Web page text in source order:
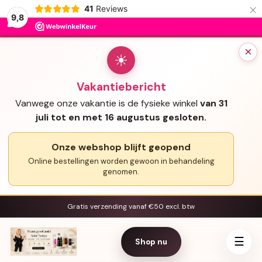
9,8
41 Reviews ×
×
☀
Vakantiebericht
Vanwege onze vakantie is de fysieke winkel van 31
juli tot en met 16 augustus gesloten.
Onze webshop blijft geopend
Online bestellingen worden gewoon in behandeling
genomen.
Gratis verzending vanaf €50 excl. btw
Shop nu ☰